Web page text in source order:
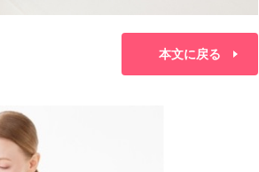
本文に戻る